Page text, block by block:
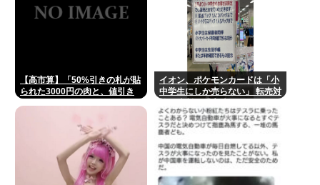
【高市算】「50%引きの札が貼
られた3000円の肉と、値引き
「50%引きの肉」
イオン、ポケモンカードは「小
中学生にしか売らない」 転売対